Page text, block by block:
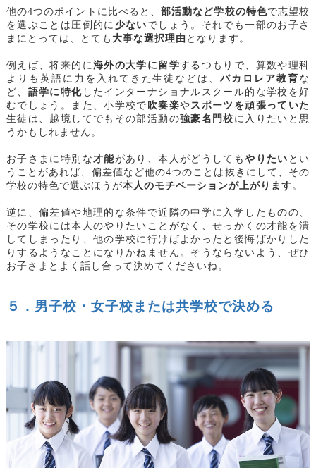
他の4つのポイントに比べると、部活動など学校の特色で志望校
を選ぶことは圧倒的に 少ない でしょう。それでも一部のお子さ
まにとっては、とても 大事な選択理由 となります。
例えば、将来的に海外の大学に留学するつもりで、算数や理科
よりも英語に力を入れてきた生徒などは、バカロレア教育 な
ど、 語学に特化 したインターナショナルスクール的な学校を好
むでしょう。また、小学校で 吹奏楽やスポーツを頑張っていた
生徒は、越境してでもその部活動の強豪名門校 に入りたいと思
うかもしれません。
お子さまに特別な才能があり、本人がどうしてもやりたい とい
うことがあれば、偏差値など他の4つのことは抜きにして、その
学校の特色で選ぶほうが本人のモチベーションが上がります。
逆に、偏差値や地理的な条件で近隣の中学に入学したものの、
その学校には本人のやりたいことがなく、せっかくの才能を潰
してしまったり、他の学校に行けばよかったと後悔ばかりした
りするようなことになりかねません。そうならないよう、ぜひ
お子さまとよく話し合って決めてくださいね。
５．男子校・女子校または共学校で決める